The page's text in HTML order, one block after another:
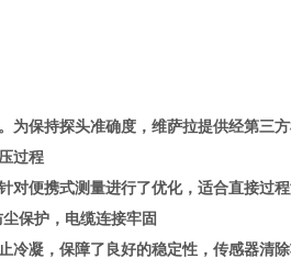
为保持探头准确度，维萨拉提供经第三
过程
对便携式测量进行了优化，适合直接过
保护，电缆连接牢固
冷凝，保障了良好的稳定性，传感器清